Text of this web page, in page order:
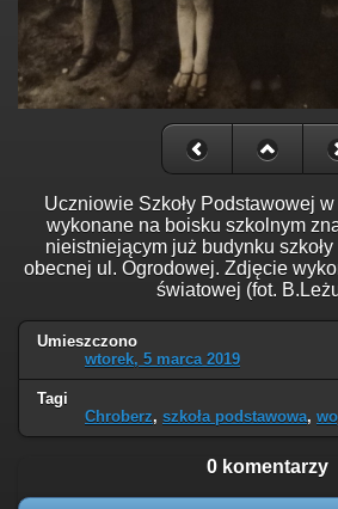
Uczniowie Szkoły Podstawowej
wykonane na boisku szkolnym
nieistniejącym już budynku
obecnej ul. Ogrodowej. Zdjęcie
światowej (fot.
Umieszczono
wtorek, 5 marca 2019
Tagi
Chroberz, szkoła podstawowa,
0 komentarzy